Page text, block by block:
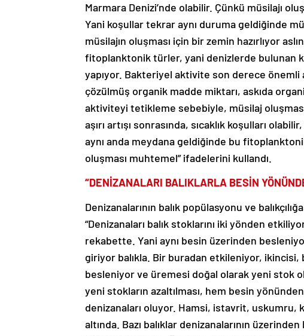
Marmara Denizi’nde olabilir. Çünkü müsilajı
Yani koşullar tekrar aynı duruma geldiğinde
müsilajın oluşması için bir zemin hazırlıyor
fitoplanktonik türler, yani denizlerde bulunan
yapıyor. Bakteriyel aktivite son derece önemli
çözülmüş organik madde miktarı, askıda
aktiviteyi tetikleme sebebiyle, müsilaj
aşırı artışı sonrasında, sıcaklık koşulları
aynı anda meydana geldiğinde bu
oluşması muhtemel” ifadelerini kullandı.
“DENİZANALARI BALIKLARLA BESİN
Denizanalarının balık popülasyonu ve
“Denizanaları balık stoklarını iki yönden
rekabette. Yani aynı besin üzerinden
giriyor balıkla. Bir buradan etkileniyor, ikincisi,
besleniyor ve üremesi doğal olarak yeni stok
yeni stokların azaltılması, hem besin
denizanaları oluyor. Hamsi, istavrit, uskumru,
altında. Bazı balıklar denizanalarının